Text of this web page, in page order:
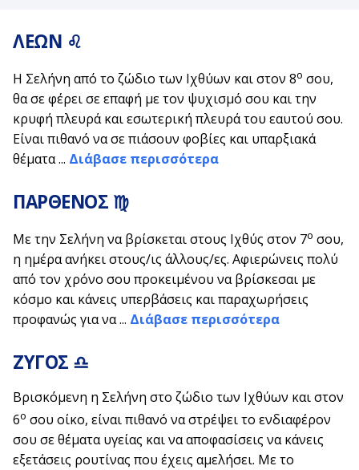
ΛΕΩΝ ♌
Η Σελήνη από το ζώδιο των Ιχθύων και στον 8ο σου,
θα σε φέρει σε επαφή με τον ψυχισμό σου και την
κρυφή πλευρά και εσωτερική πλευρά του εαυτού σου.
Είναι πιθανό να σε πιάσουν φοβίες και υπαρξιακά
θέματα ... Διάβασε περισσότερα
ΠΑΡΘΕΝΟΣ ♍
Με την Σελήνη να βρίσκεται στους Ιχθύς στον 7ο σου,
η ημέρα ανήκει στους/ις άλλους/ες. Αφιερώνεις πολύ
από τον χρόνο σου προκειμένου να βρίσκεσαι με
κόσμο και κάνεις υπερβάσεις και παραχωρήσεις
προφανώς για να ... Διάβασε περισσότερα
ΖΥΓΟΣ ♎
Βρισκόμενη η Σελήνη στο ζώδιο των Ιχθύων και στον
6ο σου οίκο, είναι πιθανό να στρέψει το ενδιαφέρον
σου σε θέματα υγείας και να αποφασίσεις να κάνεις
εξετάσεις ρουτίνας που έχεις αμελήσει. Με το